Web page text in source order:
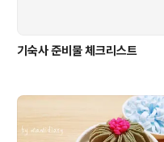
기숙사 준비물 체크리스트